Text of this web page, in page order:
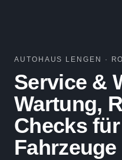
AUTOHAUS LENGEN ·
Service &
Wartung,
Checks
Fahrzeuge